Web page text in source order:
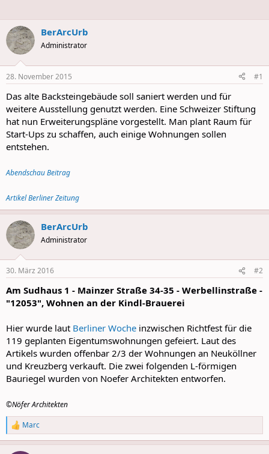
BerArcUrb
Administrator
28. November 2015 #1
Das alte Backsteingebäude soll saniert werden und für
weitere Ausstellung genutzt werden. Eine Schweizer Stiftung
hat nun Erweiterungspläne vorgestellt. Man plant Raum für
Start-Ups zu schaffen, auch einige Wohnungen sollen
entstehen.
Abendschau Beitrag
Artikel Berliner Zeitung
BerArcUrb
Administrator
30. März 2016 #2
Am Sudhaus 1 - Mainzer Straße 34-35 - Werbellinstraße -
"12053", Wohnen an der Kindl-Brauerei
Hier wurde laut Berliner Woche inzwischen Richtfest für die
119 geplanten Eigentumswohnungen gefeiert. Laut des
Artikels wurden offenbar 2/3 der Wohnungen an Neuköllner
und Kreuzberg verkauft. Die zwei folgenden L-förmigen
Bauriegel wurden von Noefer Architekten entworfen.
©Nöfer Architekten
R
e
a
Marc